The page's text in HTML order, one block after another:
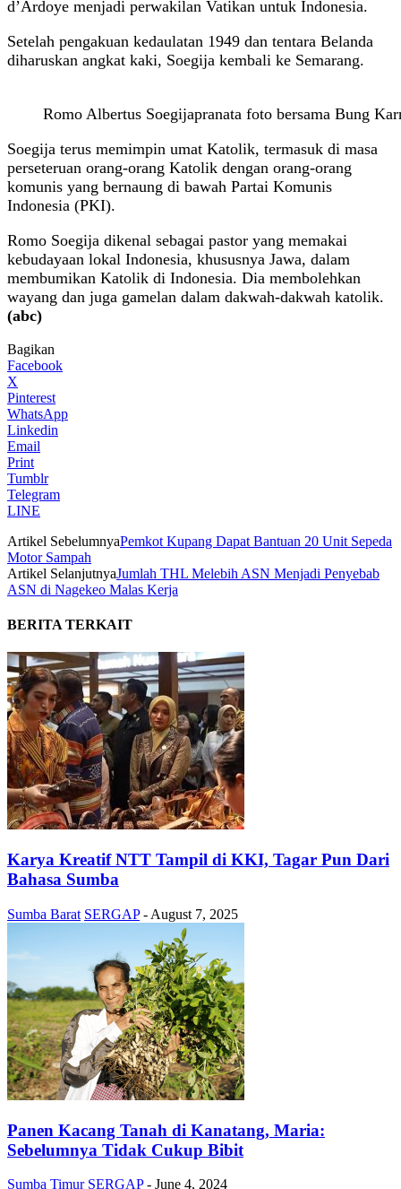
d’Ardoye menjadi perwakilan Vatikan untuk Indonesia.
Setelah pengakuan kedaulatan 1949 dan tentara Belanda
diharuskan angkat kaki, Soegija kembali ke Semarang.
Romo Albertus Soegijapranata foto bersama Bung
Soegija terus memimpin umat Katolik, termasuk di masa
perseteruan orang-orang Katolik dengan orang-orang
komunis yang bernaung di bawah Partai Komunis
Indonesia (PKI).
Romo Soegija dikenal sebagai pastor yang memakai
kebudayaan lokal Indonesia, khususnya Jawa, dalam
membumikan Katolik di Indonesia. Dia membolehkan
wayang dan juga gamelan dalam dakwah-dakwah katolik.
(abc)
Bagikan
Facebook
X
Pinterest
WhatsApp
Linkedin
Email
Print
Tumblr
Telegram
LINE
Artikel SebelumnyaPemkot Kupang Dapat Bantuan 20 Unit Sepeda
Motor Sampah
Artikel SelanjutnyaJumlah THL Melebih ASN Menjadi Penyebab
ASN di Nagekeo Malas Kerja
BERITA TERKAIT
Karya Kreatif NTT Tampil di KKI, Tagar Pun Dari
Bahasa Sumba
Sumba Barat SERGAP - August 7, 2025
Panen Kacang Tanah di Kanatang, Maria:
Sebelumnya Tidak Cukup Bibit
Sumba Timur SERGAP - June 4, 2024